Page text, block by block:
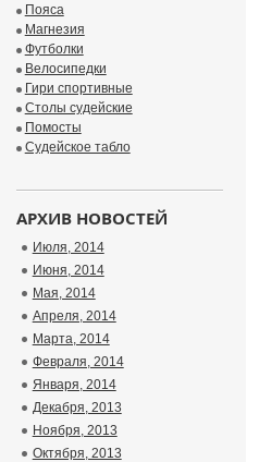
Пояса
Магнезия
Футболки
Велосипедки
Гири спортивные
Столы судейские
Помосты
Судейское табло
АРХИВ НОВОСТЕЙ
Июля, 2014
Июня, 2014
Мая, 2014
Апреля, 2014
Марта, 2014
Февраля, 2014
Января, 2014
Декабря, 2013
Ноября, 2013
Октября, 2013